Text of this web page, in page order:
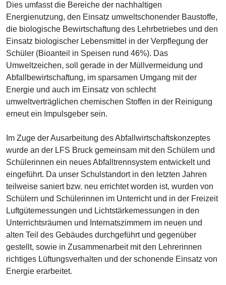
Dies umfasst die Bereiche der nachhaltigen
Energienutzung, den Einsatz umweltschonender Baustoffe,
die biologische Bewirtschaftung des Lehrbetriebes und den
Einsatz biologischer Lebensmittel in der Verpflegung der
Schüler (Bioanteil in Speisen rund 46%). Das
Umweltzeichen, soll gerade in der Müllvermeidung und
Abfallbewirtschaftung, im sparsamen Umgang mit der
Energie und auch im Einsatz von schlecht
umweltverträglichen chemischen Stoffen in der Reinigung
erneut ein Impulsgeber sein.
Im Zuge der Ausarbeitung des Abfallwirtschaftskonzeptes
wurde an der LFS Bruck gemeinsam mit den Schülern und
Schülerinnen ein neues Abfalltrennsystem entwickelt und
eingeführt. Da unser Schulstandort in den letzten Jahren
teilweise saniert bzw. neu errichtet worden ist, wurden von
Schülern und Schülerinnen im Unterricht und in der Freizeit
Luftgütemessungen und Lichtstärkemessungen in den
Unterrichtsräumen und Internatszimmern im neuen und
alten Teil des Gebäudes durchgeführt und gegenüber
gestellt, sowie in Zusammenarbeit mit den Lehrerinnen
richtiges Lüftungsverhalten und der schonende Einsatz von
Energie erarbeitet.